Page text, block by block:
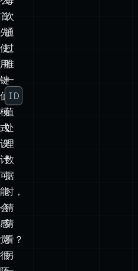
用
键
值
模
式
设
计
可
能
会
感
觉
很
陌
生。
唯
一
ID
值
处
理
数
据
时，
猜
猜
看？
另
一
个
键
值